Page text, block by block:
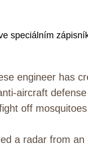
speciálním
engineer has
aircraft
off
a radar from an